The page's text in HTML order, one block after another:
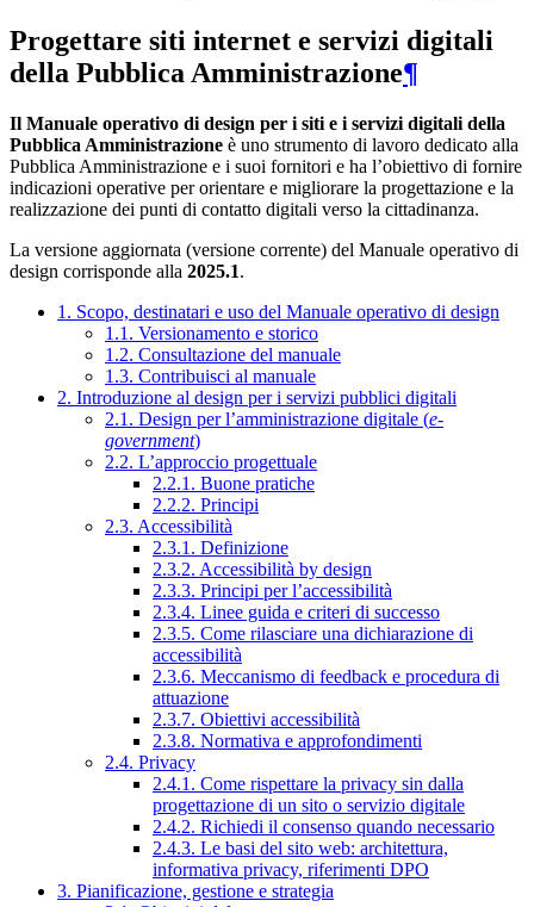
Progettare siti internet e servizi digitali
della Pubblica Amministrazione¶
Il Manuale operativo di design per i siti e i servizi digitali della
Pubblica Amministrazione è uno strumento di lavoro dedicato alla
Pubblica Amministrazione e i suoi fornitori e ha l’obiettivo di fornire
indicazioni operative per orientare e migliorare la progettazione e la
realizzazione dei punti di contatto digitali verso la cittadinanza.
La versione aggiornata (versione corrente) del Manuale operativo di
design corrisponde alla 2025.1.
1. Scopo, destinatari e uso del Manuale operativo di design
1.1. Versionamento e storico
1.2. Consultazione del manuale
1.3. Contribuisci al manuale
2. Introduzione al design per i servizi pubblici digitali
2.1. Design per l’amministrazione digitale (e-
government)
2.2. L’approccio progettuale
2.2.1. Buone pratiche
2.2.2. Principi
2.3. Accessibilità
2.3.1. Definizione
2.3.2. Accessibilità by design
2.3.3. Principi per l’accessibilità
2.3.4. Linee guida e criteri di successo
2.3.5. Come rilasciare una dichiarazione di
accessibilità
2.3.6. Meccanismo di feedback e procedura di
attuazione
2.3.7. Obiettivi accessibilità
2.3.8. Normativa e approfondimenti
2.4. Privacy
2.4.1. Come rispettare la privacy sin dalla
progettazione di un sito o servizio digitale
2.4.2. Richiedi il consenso quando necessario
2.4.3. Le basi del sito web: architettura,
informativa privacy, riferimenti DPO
3. Pianificazione, gestione e strategia